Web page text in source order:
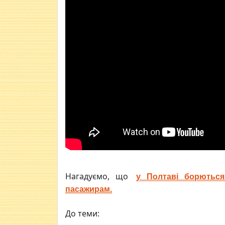
Нагадуємо, що
у Полтаві
пасажирам.
До теми: